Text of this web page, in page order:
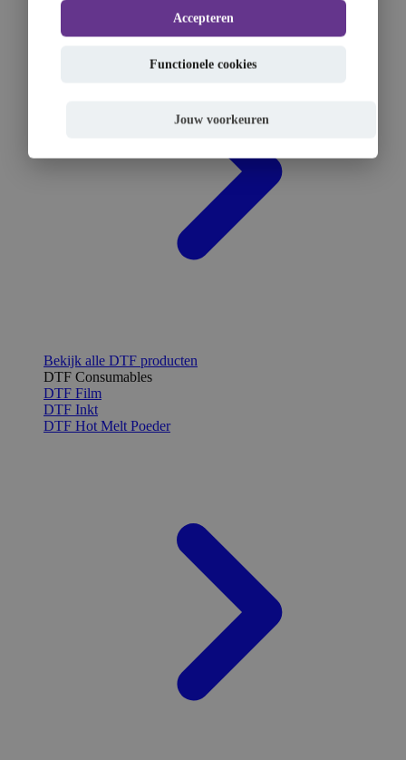
Bekijk alle DTF producten
DTF Consumables
DTF Film
DTF Inkt
DTF Hot Melt Poeder
Accepteren
Functionele cookies
Jouw voorkeuren